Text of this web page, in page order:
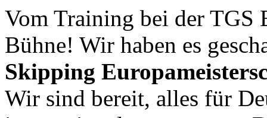
Vom Training bei der TGS
Bühne! Wir haben es
Skipping
Wir sind bereit, alles für